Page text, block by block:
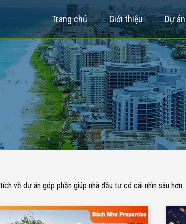
Trang chủ Giới thiệu Dự án
về dự án góp phần giúp nhà đầu tư có cái nhìn sâu hơn.